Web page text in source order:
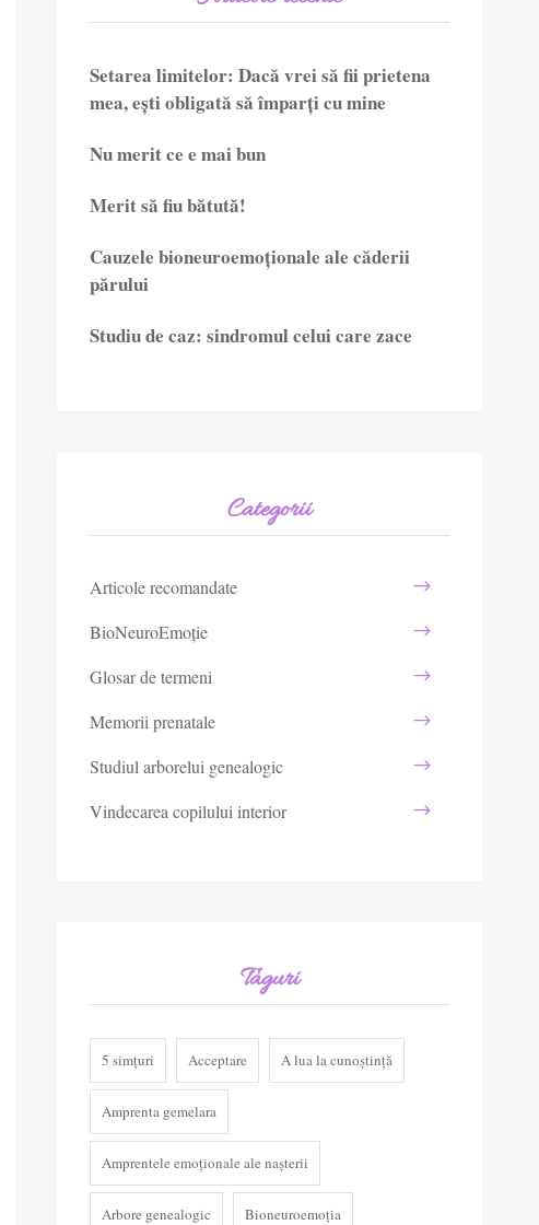
Setarea limitelor: Dacă vrei să fii prietena
mea, ești obligată să împarți cu mine
Nu merit ce e mai bun
Merit să fiu bătută!
Cauzele bioneuroemoționale ale căderii
părului
Studiu de caz: sindromul celui care zace
Categorii
Articole recomandate
BioNeuroEmoție
Glosar de termeni
Memorii prenatale
Studiul arborelui genealogic
Vindecarea copilului interior
Taguri
5 simțuri Acceptare A lua la cunoștință
Amprenta gemelara
Amprentele emoționale ale nașterii
Arbore genealogic Bioneuroemoția